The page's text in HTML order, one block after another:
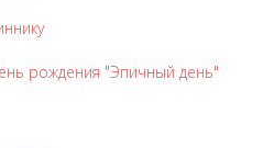
рождения "Эпичный день"